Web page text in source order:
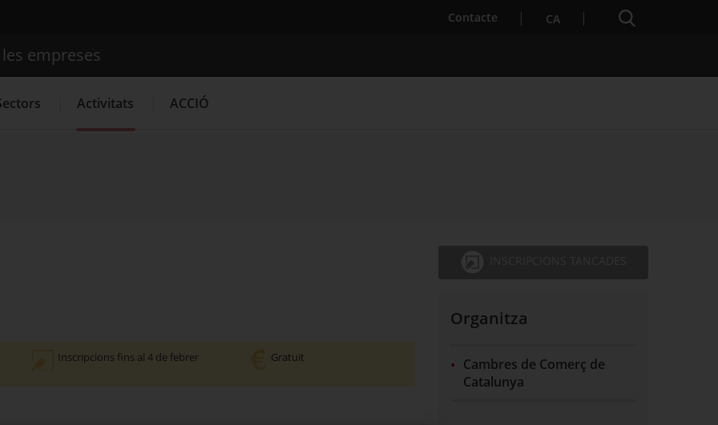
Contacte . Obre en una nova finestra.
CA Cercador
Cercador
empreses
Activitats ACCIÓ
Inscripcions fins al 4 de febrer Gratuït
Organitza
Cambres de Comerç de
Catalunya